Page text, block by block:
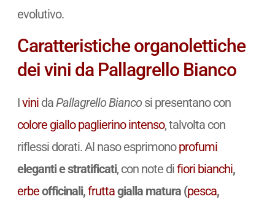
evolutivo.
Caratteristiche organolettiche
dei vini da Pallagrello Bianco
IvinidaPallagrello Biancosi presentano con
colore giallo paglierino intenso, talvolta con
riflessi dorati. Al naso esprimonoprofumi
eleganti e stratificati, con note difiori bianchi,
erbeofficinali,fruttagialla matura (pesca,